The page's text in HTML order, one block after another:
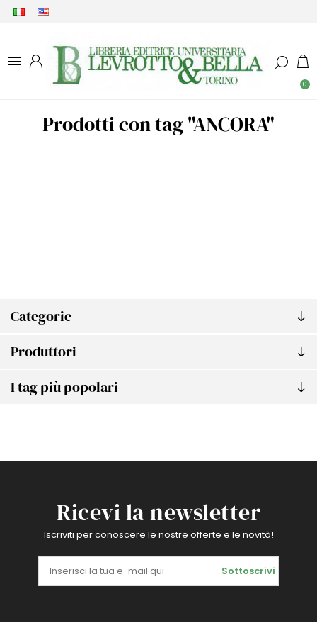
0
Categorie
Produttori
I tag più popolari
Prodotti con tag "ANCORA"
Ricevi la newsletter
Iscriviti per conoscere le nostre offerte e le novità!
Sottoscrivi